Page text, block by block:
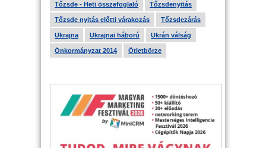
Tőzsde - Heti összefoglaló Tőzsdenyitás
Tőzsde nyitás előtti várakozás Tőzsdezárás
Ukrajna Ukrajnai háború Ukrán válság
Önkormányzat 2014 Ötletbörze